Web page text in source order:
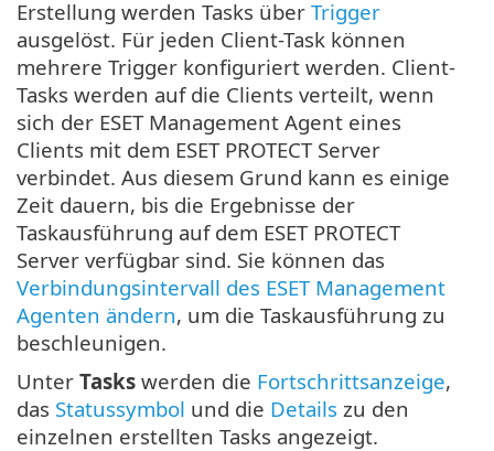
Erstellung werden Tasks über Trigger
ausgelöst. Für jeden Client-Task können
mehrere Trigger konfiguriert werden. Client-
Tasks werden auf die Clients verteilt, wenn
sich der ESET Management Agent eines
Clients mit dem ESET PROTECT Server
verbindet. Aus diesem Grund kann es einige
Zeit dauern, bis die Ergebnisse der
Taskausführung auf dem ESET PROTECT
Server verfügbar sind. Sie können das
Verbindungsintervall des ESET Management
Agenten ändern, um die Taskausführung zu
beschleunigen.
Unter Tasks werden die Fortschrittsanzeige,
das Statussymbol und die Details zu den
einzelnen erstellten Tasks angezeigt.